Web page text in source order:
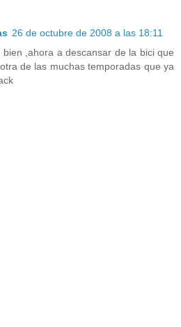
26 de octubre de 2008 a las 18:11
,ahora a descansar de la bici que
de las muchas temporadas que ya